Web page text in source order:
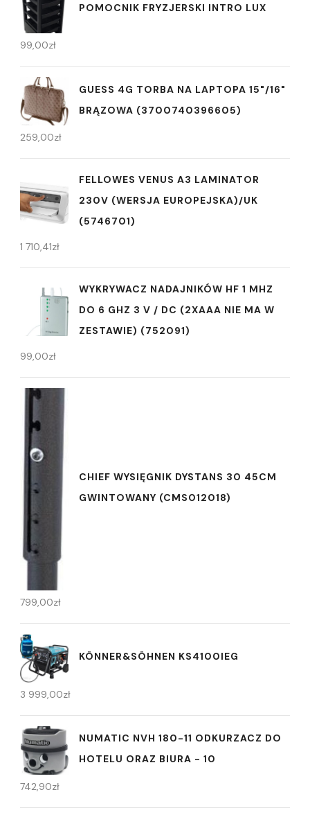
POMOCNIK FRYZJERSKI INTRO LUX
99,00zł
GUESS 4G TORBA NA LAPTOPA 15"/16"
BRĄZOWA (3700740396605)
259,00zł
FELLOWES VENUS A3 LAMINATOR
230V (WERSJA EUROPEJSKA)/UK
(5746701)
1 710,41zł
WYKRYWACZ NADAJNIKÓW HF 1 MHZ
DO 6 GHZ 3 V / DC (2XAAA NIE MA W
ZESTAWIE) (752091)
99,00zł
CHIEF WYSIĘGNIK DYSTANS 30 45CM
GWINTOWANY (CMS012018)
799,00zł
KÖNNER&SÖHNEN KS4100IEG
3 999,00zł
NUMATIC NVH 180-11 ODKURZACZ DO
HOTELU ORAZ BIURA - 10
742,90zł